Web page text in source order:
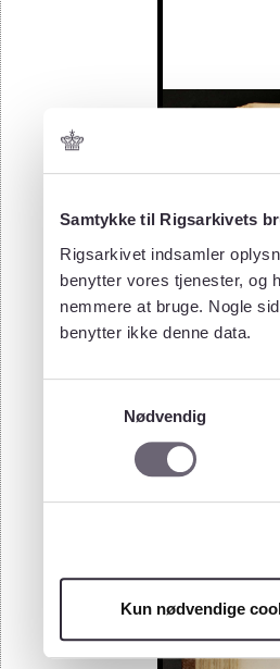
Samtykke til Rigsarkivets
Rigsarkivet indsamler
benytter vores tjenester, og
nemmere at bruge. Nogle
benytter ikke denne data.
Nødvendig
Kun nødvendige